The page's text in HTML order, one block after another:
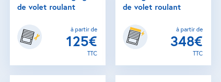
de volet roulant
à partir de
125€
TTC
de volet roulant
à partir de
348€
TTC